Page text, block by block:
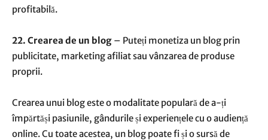
profitabilă.
22. Crearea de un blog – Puteți monetiza un blog prin
publicitate, marketing afiliat sau vânzarea de produse
proprii.
Crearea unui blog este o modalitate populară de a-ți
împărtăși pasiunile, gândurile și experiențele cu o audiență
online. Cu toate acestea, un blog poate fi și o sursă de